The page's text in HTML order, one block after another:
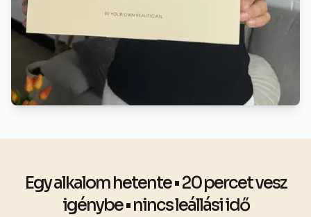
Egy alkalom hetente • 20 percet vesz
igénybe • nincs leállási idő